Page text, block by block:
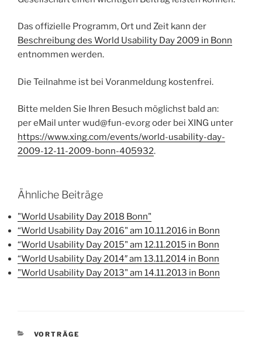
Das offizielle Programm, Ort und Zeit kann der
Beschreibung des World Usability Day 2009 in Bonn
entnommen werden.
Die Teilnahme ist bei Voranmeldung kostenfrei.
Bitte melden Sie Ihren Besuch möglichst bald an:
per eMail unter wud@fun-ev.org oder bei XING unter
https://www.xing.com/events/world-usability-day-
2009-12-11-2009-bonn-405932.
Ähnliche Beiträge
"World Usability Day 2018 Bonn"
“World Usability Day 2016" am 10.11.2016 in Bonn
“World Usability Day 2015" am 12.11.2015 in Bonn
“World Usability Day 2014″ am 13.11.2014 in Bonn
"World Usability Day 2013" am 14.11.2013 in Bonn
KATEGORIEN
VORTRÄGE